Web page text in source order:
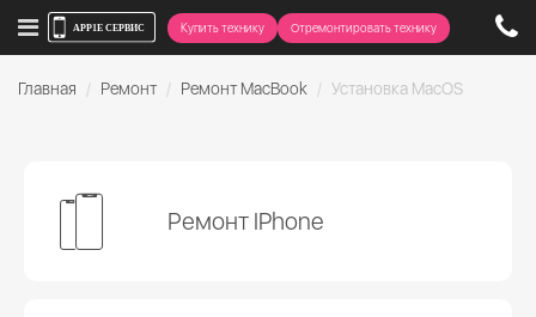
Купить технику Отремонтировать технику
Главная Ремонт Ремонт MacBook Установка MacOS
Ремонт IPhone